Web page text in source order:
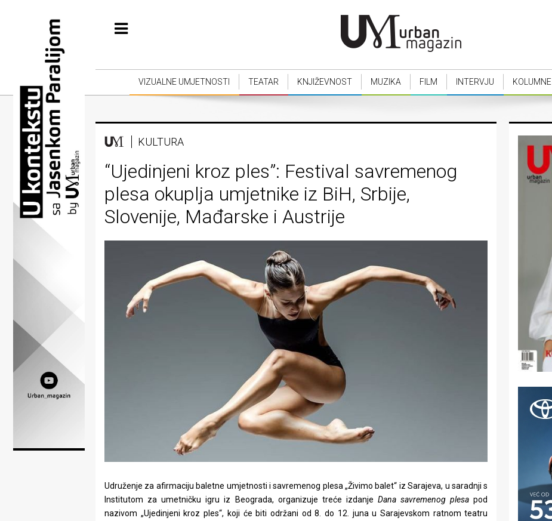
Vizualne
umjetnosti
Teatar
Književnost
Muzika
Film
Intervju
Kolumne
Lifestyle
Beauty
Zdravlje
stolom
u
VIZUALNE UMJETNOSTI TEATAR KNJIŽEVNOST MUZIKA FILM INTERVJU KOLUMNE
KULTURA
“Ujedinjeni kroz ples”: Festival savremenog
plesa okuplja umjetnike iz BiH, Srbije,
Slovenije, Mađarske i Austrije
Udruženje za afirmaciju baletne umjetnosti i savremenog plesa „Živimo balet“ iz Sarajeva, u saradnji s
Institutom za umetničku igru iz Beograda, organizuje treće izdanjeDana savremenog plesa pod
nazivom „Ujedinjeni kroz ples“, koji će biti održani od 8. do 12. juna u Sarajevskom ratnom teatru